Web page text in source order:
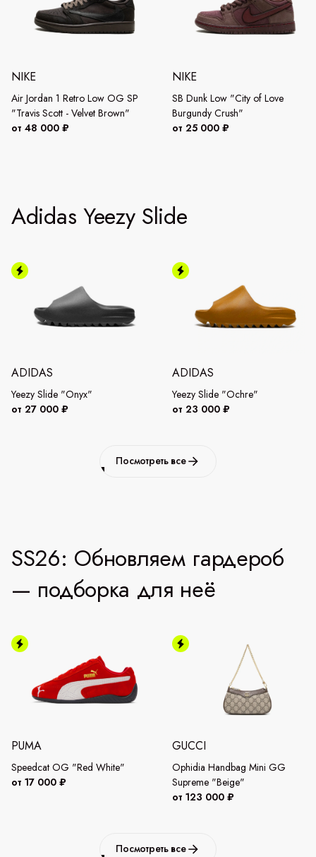
NIKE
Air Jordan 1 Retro Low OG SP
"Travis Scott - Velvet Brown"
от 48 000 ₽
NIKE
SB Dunk Low "City of Love
Burgundy Crush"
от 25 000 ₽
Adidas Yeezy Slide
ADIDAS
Yeezy Slide "Onyx"
от 27 000 ₽
ADIDAS
Yeezy Slide "Ochre"
от 23 000 ₽
Посмотреть все
SS26: Обновляем гардероб
— подборка для неё
PUMA
Speedcat OG "Red White"
от 17 000 ₽
GUCCI
Ophidia Handbag Mini GG
Supreme "Beige"
от 123 000 ₽
Посмотреть все